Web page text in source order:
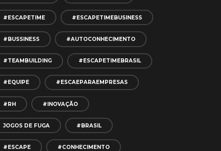
#ESCAPETIME #ESCAPETIMEBUSINESS
#BUSSINESS #AUTOCONHECIMENTO
#TEAMBUILDING #ESCAPETIMEBRASIL
#EQUIPE #ESCAEPARAEMPRESAS
#RH #INOVAÇÃO
JOGOS DE FUGA #BRASIL
#ESCAPE #CONHECIMENTO